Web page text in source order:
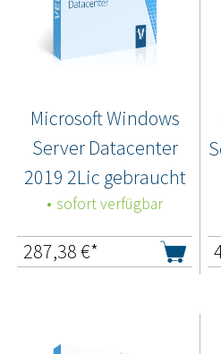
Microsoft Windows
Server Datacenter
2019 2Lic gebraucht
sofort verfügbar
287,38€*